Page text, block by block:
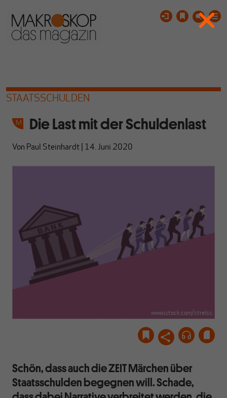
STAATSSCHULDEN
Die Last mit der Schuldenlast
Von Paul Steinhardt 14. Juni 2020
www.istock.com/strelss
Schön, dass auch die ZEIT Märchen über
Staatsschulden begegnen will. Schade,